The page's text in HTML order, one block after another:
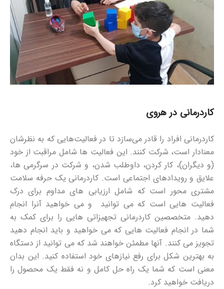
کاردرمانی در هروی
کاردرمانی افراد را قادر می‌سازد تا در فعالیت‌هایی که به نظرشان
معنادار است، شرکت کنند. این فعالیت ها شامل مراقبت از خود
(و دیگران)، کار کردن، داوطلب شدن، و شرکت در سرگرمی ها،
علایق و رویدادهای اجتماعی است. کاردرمانی یک حرفه سلامت
مشتری محور است که شامل ارزیابی های مداوم برای درک
فعالیت هایی است که می توانید و می خواهید آنرا انجام
دهید. متخصصین کاردرمانی تجهیزاتی هایی را برای کمک به
شما در انجام فعالیت هایی که می خواهید و باید انجام دهید
تجویز می کنند. آنها مطمئن خواهند شد که می توانید از دستگاه
به بهترین شکل برای رفع نیازهای خود استفاده کنید. این بدان
معنی است که شما یک راه حل کامل و نه فقط یک محصول را
دریافت خواهید کرد.